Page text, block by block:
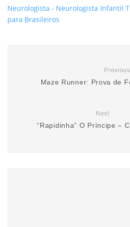
Neurologista - Neurologista Infantil
para Brasileiros
Previous
Maze Runner: Prova de
Next
“Rapidinha” O Príncipe –